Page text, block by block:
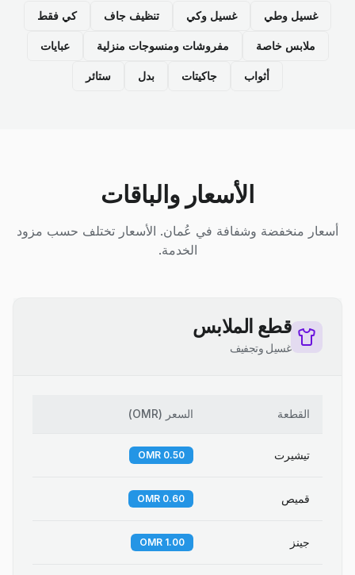
غسيل وطي غسيل وكي تنظيف جاف كي فقط
ملابس خاصة مفروشات ومنسوجات منزلية عبايات
أثواب جاكيتات بدل ستائر
الأسعار والباقات
أسعار منخفضة وشفافة في عُمان. الأسعار تختلف حسب مزود
الخدمة.
قطع الملابس
غسيل وتجفيف
القطعة السعر (
OMR
)
تيشيرت 0.50 OMR
قميص 0.60 OMR
جينز 1.00 OMR